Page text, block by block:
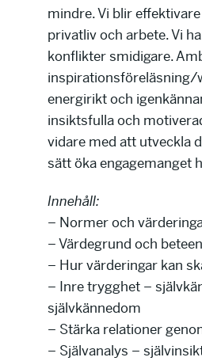
mindre. Vi blir
privatliv och arbete. Vi
konflikter smidigare.
inspirationsföreläsning/
energirikt och
insiktsfulla och
vidare med att utveckla
sätt öka engagemanget
Innehåll:
– Normer och
– Värdegrund och
– Hur värderingar kan
– Inre trygghet –
självkännedom
– Stärka relationer
– Självanalys –